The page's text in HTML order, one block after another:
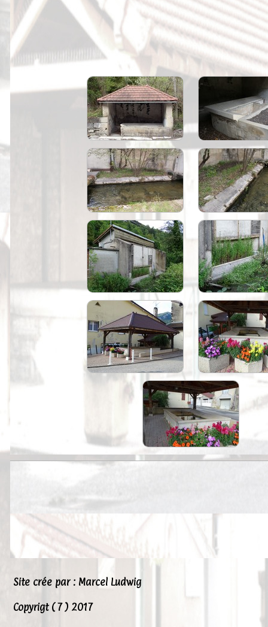
Videos--Lavoirs
Un Peu d'Histoire
Outils-des-Lavandières
Cartes Postales-Anciennes et
Peintures
Site crée par : Marcel Ludwig
Copyrigt ( 7 ) 2017